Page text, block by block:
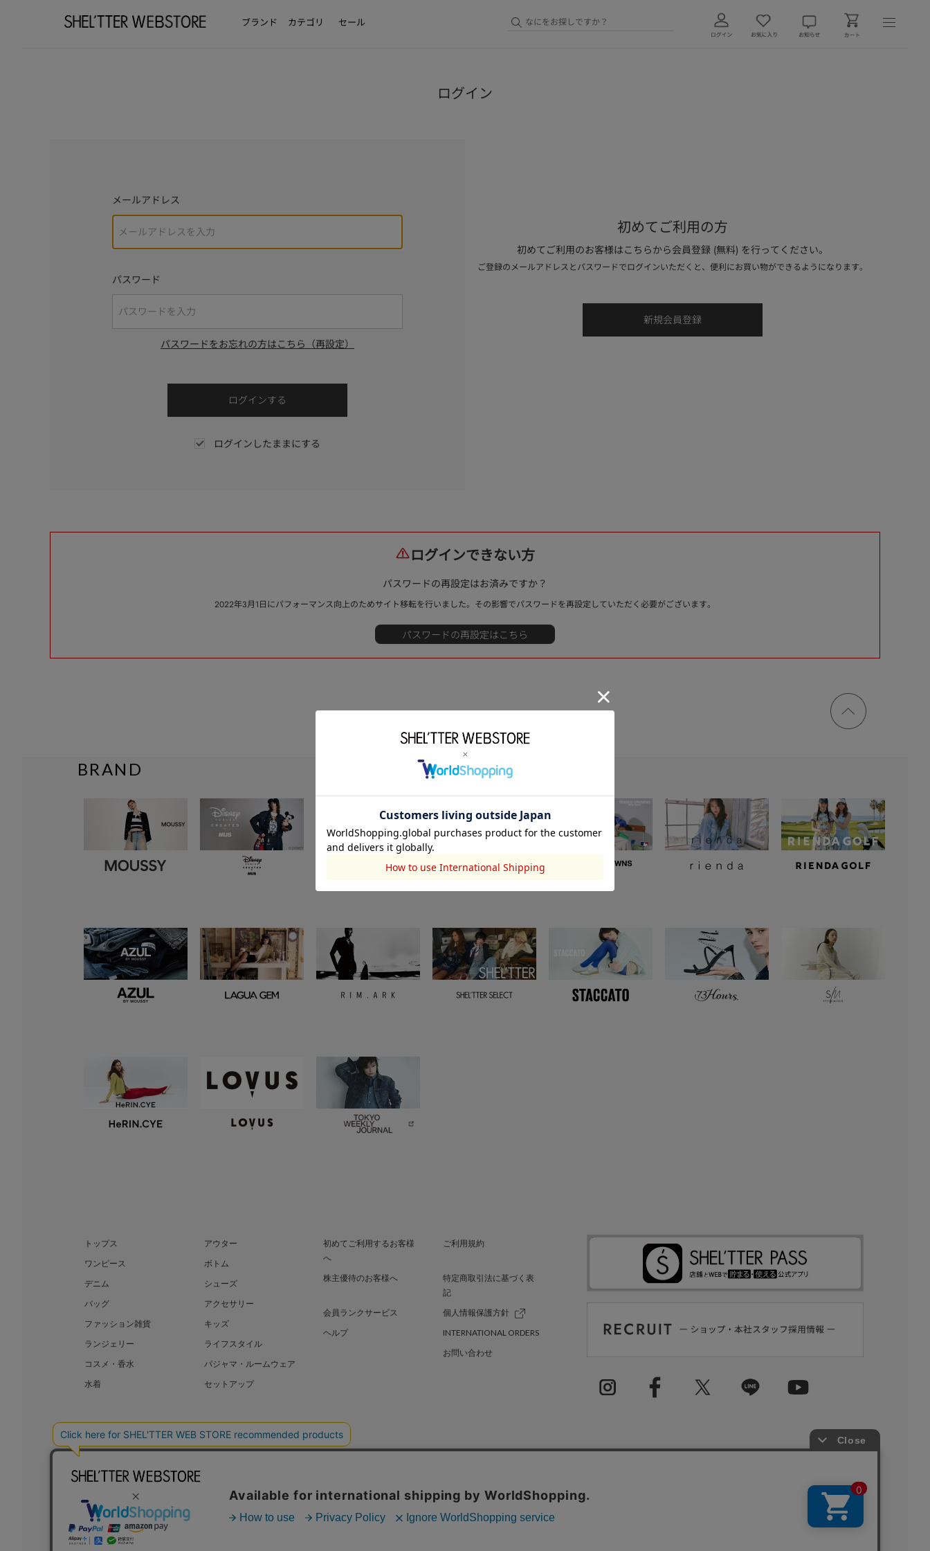
ブランド カテゴリ セール
ログイン
メールアドレス
パスワード
パスワードをお忘れの方はこちら（再設定）
ログインしたままにする
初めてご利用の方
初めてご利用のお客様はこちらから会員登録 (無料) を行ってください。
ご登録のメールアドレスとパスワードでログインいただくと、便利にお買い物ができるようになります。
ログインできない方
パスワードの再設定はお済みですか？
2022年3月1日にパフォーマンス向上のためサイト移転を行いました。その影響でパスワードを再設定していただく必要がございます。
ページ
トップ
BRAND
トップス
アウター
ワンピース
ボトム
デニム
シューズ
バッグ
アクセサリー
ファッション雑貨
キッズ
ランジェリー
ライフスタイル
コスメ・香水
パジャマ・ルームウェア
水着
セットアップ
初めてご利用するお客様
へ
ご利用規約
株主優待のお客様へ
特定商取引法に基づく表
記
会員ランクサービス
個人情報保護方針
ヘルプ
INTERNATIONAL ORDERS
お問い合わせ
BAROQUE JAPAN LIMITED SHEL’TTER GREEN 採用情報
COPYRIGHT © BAROQUE JAPAN LIMITED ALL RIGHTS RESERVED.